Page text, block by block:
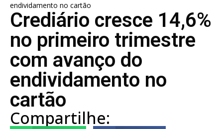
endividamento no cartão
Crediário cresce 14,6%
no primeiro trimestre
com avanço do
endividamento no
cartão
Compartilhe: